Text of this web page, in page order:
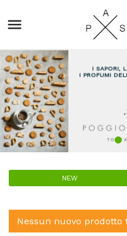

I SAPORI,
I PROFUMI
NEW
Nessun nuovo prodotto